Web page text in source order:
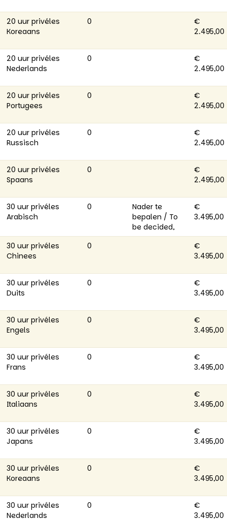
20 uur privéles
Koreaans
0
€
2.495,00
20 uur privéles
Nederlands
0
€
2.495,00
20 uur privéles
Portugees
0
€
2.495,00
20 uur privéles
Russisch
0
€
2.495,00
20 uur privéles
Spaans
0
€
2.495,00
30 uur privéles
Arabisch
0
Nader te
bepalen / To
be decided,
€
3.495,00
30 uur privéles
Chinees
0
€
3.495,00
30 uur privéles
Duits
0
€
3.495,00
30 uur privéles
Engels
0
€
3.495,00
30 uur privéles
Frans
0
€
3.495,00
30 uur privéles
Italiaans
0
€
3.495,00
30 uur privéles
Japans
0
€
3.495,00
30 uur privéles
Koreaans
0
€
3.495,00
30 uur privéles
Nederlands
0
€
3.495,00